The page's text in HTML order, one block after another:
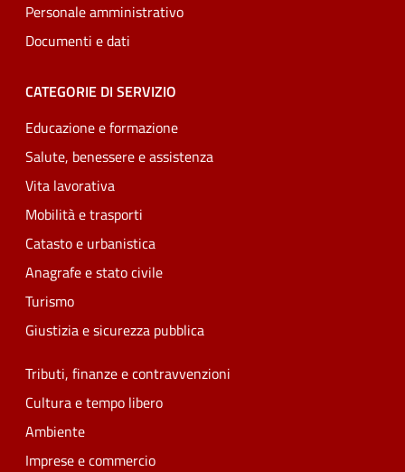
Personale amministrativo
Documenti e dati
CATEGORIE DI SERVIZIO
Educazione e formazione
Salute, benessere e assistenza
Vita lavorativa
Mobilità e trasporti
Catasto e urbanistica
Anagrafe e stato civile
Turismo
Giustizia e sicurezza pubblica
Tributi, finanze e contravvenzioni
Cultura e tempo libero
Ambiente
Imprese e commercio